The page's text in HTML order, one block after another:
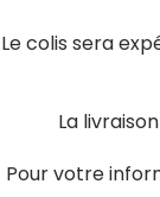
Le colis sera
La
Pour votre